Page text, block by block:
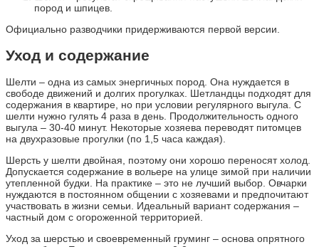
пород и шпицев.
Официально разводчики придерживаются первой версии.
Уход и содержание
Шелти – одна из самых энергичных пород. Она нуждается в
свободе движений и долгих прогулках. Шетландцы подходят для
содержания в квартире, но при условии регулярного выгула. С
шелти нужно гулять 4 раза в день. Продолжительность одного
выгула – 30-40 минут. Некоторые хозяева переводят питомцев
на двухразовые прогулки (по 1,5 часа каждая).
Шерсть у шелти двойная, поэтому они хорошо переносят холод.
Допускается содержание в вольере на улице зимой при наличии
утепленной будки. На практике – это не лучший выбор. Овчарки
нуждаются в постоянном общении с хозяевами и предпочитают
участвовать в жизни семьи. Идеальный вариант содержания –
частный дом с огороженной территорией.
Уход за шерстью и своевременный груминг – основа опрятного